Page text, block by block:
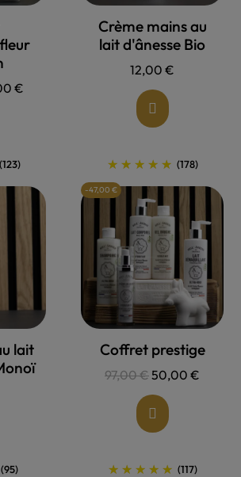
€
Allons voir !
Crème mains au
lait d'ânesse Bio
12,00 €
(123)
lait
(178)
Allons voir !
-47,00 €
Coffret prestige
97,00 €50,00 €
(95) (117)